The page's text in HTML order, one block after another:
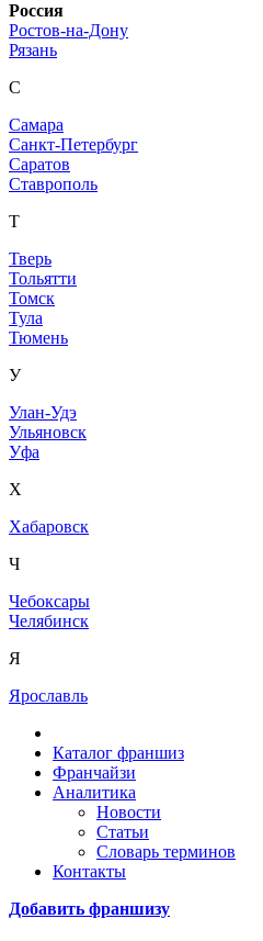
Россия
Ростов-на-Дону
Рязань
С
Самара
Санкт-Петербург
Саратов
Ставрополь
Т
Тверь
Тольятти
Томск
Тула
Тюмень
У
Улан-Удэ
Ульяновск
Уфа
Х
Хабаровск
Ч
Чебоксары
Челябинск
Я
Ярославль
Каталог франшиз
Франчайзи
Аналитика
Новости
Статьи
Словарь терминов
Контакты
Добавить франшизу